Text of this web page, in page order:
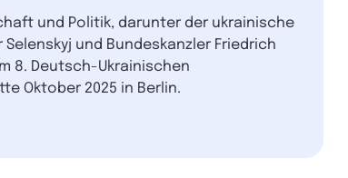
und Politik, darunter der ukrainische
Selenskyj und Bundeskanzler Friedrich
8. Deutsch-Ukrainischen
Oktober 2025 in Berlin.